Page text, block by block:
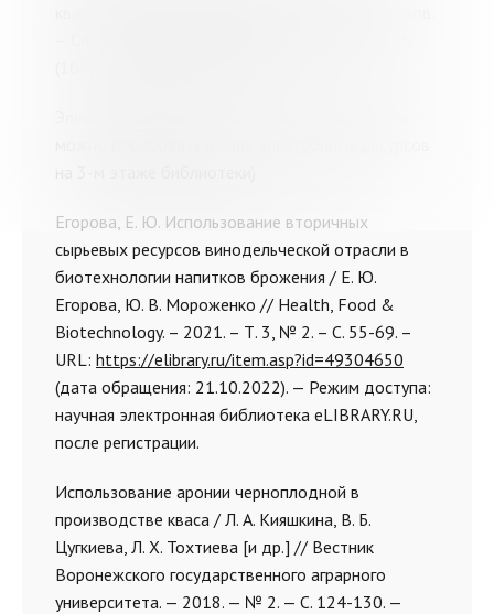
Егорова, Е. Ю. Использование вторичных
сырьевых ресурсов винодельческой отрасли в
биотехнологии напитков брожения / Е. Ю.
Егорова, Ю. В. Мороженко // Health, Food &
Biotechnology. – 2021. – Т. 3, № 2. – С. 55-69. –
URL: https://elibrary.ru/item.asp?id=49304650
(дата обращения: 21.10.2022). — Режим доступа:
научная электронная библиотека eLIBRARY.RU,
после регистрации.
Использование аронии черноплодной в
производстве кваса / Л. А. Кияшкина, В. Б.
Цугкиева, Л. Х. Тохтиева [и др.] // Вестник
Воронежского государственного аграрного
университета. — 2018. — № 2. — С. 124-130. —